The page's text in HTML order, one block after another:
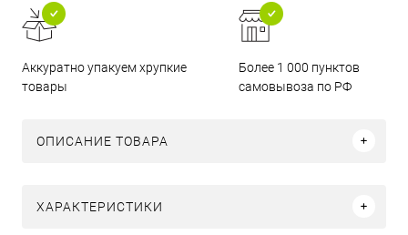
Аккуратно упакуем хрупкие
товары
Более 1 000 пунктов
самовывоза по РФ
ОПИСАНИЕ ТОВАРА
ХАРАКТЕРИСТИКИ